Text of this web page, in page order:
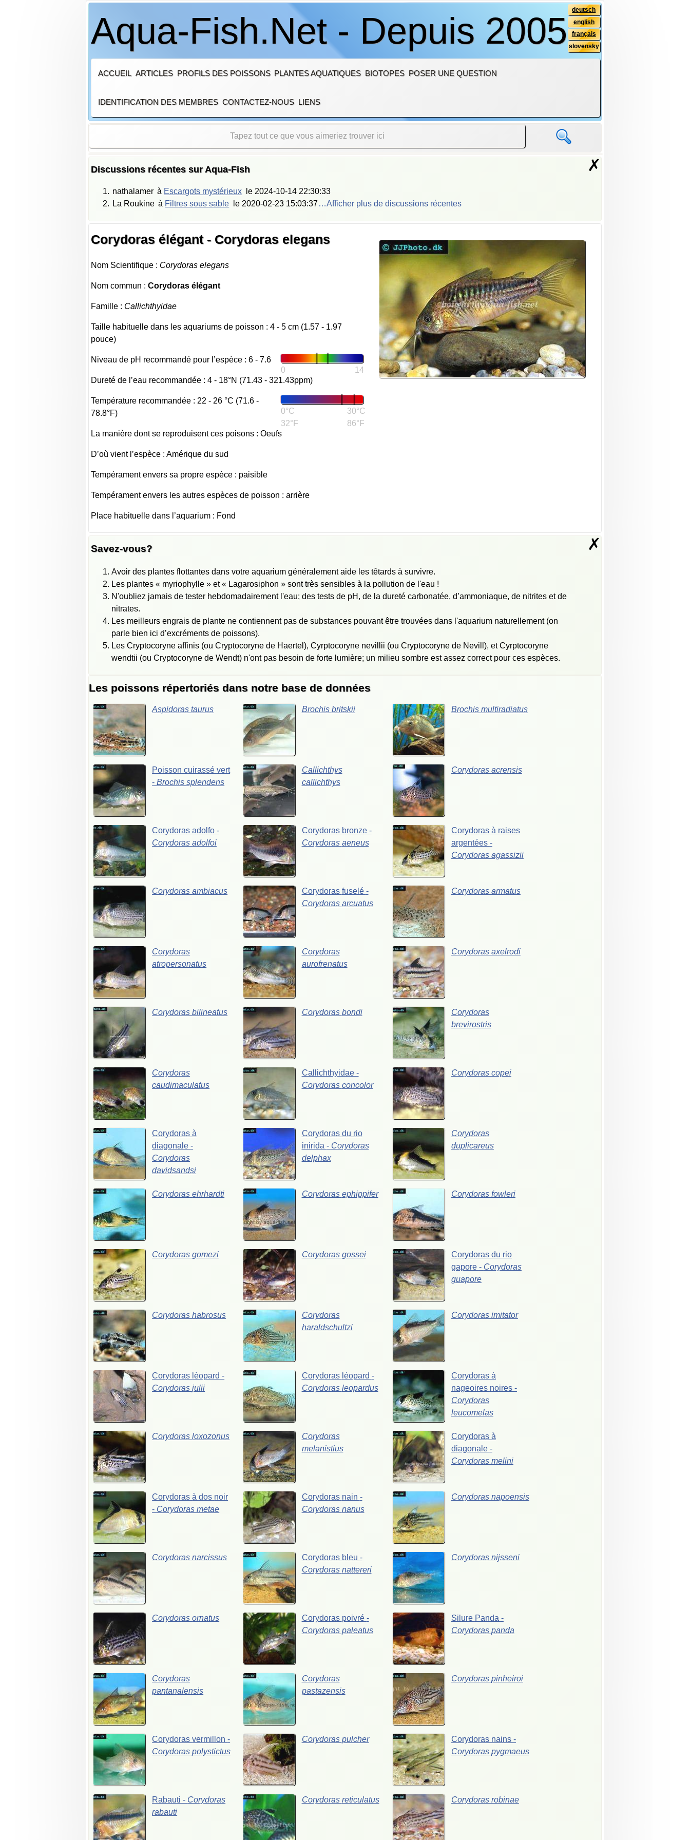
Aqua-Fish.Net - Depuis 2005
deutsch
english
français
slovensky
ACCUEIL ARTICLES PROFILS DES POISSONS PLANTES AQUATIQUES BIOTOPES POSER UNE QUESTION
IDENTIFICATION DES MEMBRES CONTACTEZ-NOUS LIENS
Discussions récentes sur Aqua-Fish ✗
nathalamer à Escargots mystérieux le 2024-10-14 22:30:33
La Roukine à Filtres sous sable le 2020-02-23 15:03:37…Afficher plus de discussions récentes
Corydoras élégant - Corydoras elegans
Nom Scientifique : Corydoras elegans
Nom commun :Corydoras élégant
Famille : Callichthyidae
Taille habituelle dans les aquariums de poisson : 4 - 5 cm (1.57 - 1.97
pouce)
0 14
Niveau de pH recommandé pour l’espèce : 6 - 7.6
Dureté de l’eau recommandée : 4 - 18°N (71.43 - 321.43ppm)
0°C
32°F
30°C
86°F
Température recommandée : 22 - 26 °C (71.6 -
78.8°F)
La manière dont se reproduisent ces poisons : Oeufs
D’où vient l’espèce : Amérique du sud
Tempérament envers sa propre espèce : paisible
Tempérament envers les autres espèces de poisson : arrière
Place habituelle dans l’aquarium : Fond
✗
Savez-vous?
Avoir des plantes flottantes dans votre aquarium généralement aide les têtards à survivre.
Les plantes « myriophylle » et « Lagarosiphon » sont très sensibles à la pollution de l'eau !
N'oubliez jamais de tester hebdomadairement l'eau; des tests de pH, de la dureté carbonatée, d’ammoniaque, de nitrites et de
nitrates.
Les meilleurs engrais de plante ne contiennent pas de substances pouvant être trouvées dans l'aquarium naturellement (on
parle bien ici d’excréments de poissons).
Les Cryptocoryne affinis (ou Cryptocoryne de Haertel), Cyrptocoryne nevillii (ou Cryptocoryne de Nevill), et Cyrptocoryne
wendtii (ou Cryptocoryne de Wendt) n'ont pas besoin de forte lumière; un milieu sombre est assez correct pour ces espèces.
Les poissons répertoriés dans notre base de données
Aspidorastaurus Brochis britskii Brochis multiradiatus
Poissoncuirassévert
-Brochissplendens
Callichthys
callichthys
Corydoras acrensis
Corydorasadolfo-
Corydorasadolfoi
Corydoras bronze -
Corydoras aeneus
Corydoras à raises
argentées -
Corydoras agassizii
Corydorasambiacus Corydoras fuselé -
Corydoras arcuatus
Corydoras armatus
Corydoras
atropersonatus
Corydoras
aurofrenatus
Corydoras axelrodi
Corydorasbilineatus Corydoras bondi
Corydoras
brevirostris
Corydoras
caudimaculatus
Callichthyidae -
Corydoras concolor
Corydoras copei
Corydorasà
diagonale-
Corydoras
davidsandsi
Corydoras du rio
inirida - Corydoras
delphax
Corydoras
duplicareus
Corydorasehrhardti Corydoras ephippifer Corydoras fowleri
Corydorasgomezi Corydoras gossei Corydoras du rio
gapore - Corydoras
guapore
Corydorashabrosus
Corydoras
haraldschultzi
Corydoras imitator
Corydoras lèopard-
Corydorasjulii
Corydoras léopard -
Corydoras leopardus
Corydoras à
nageoires noires -
Corydoras
leucomelas
Corydorasloxozonus
Corydoras
melanistius
Corydoras à
diagonale -
Corydoras melini
Corydorasàdos noir
- Corydorasmetae
Corydoras nain -
Corydoras nanus
Corydoras napoensis
Corydorasnarcissus Corydoras bleu -
Corydoras nattereri
Corydoras nijsseni
Corydorasornatus Corydoras poivré -
Corydoras paleatus
Silure Panda -
Corydoras panda
Corydoras
pantanalensis
Corydoras
pastazensis
Corydoras pinheiroi
Corydorasvermillon-
Corydoraspolystictus
Corydoras pulcher Corydoras nains -
Corydoras pygmaeus
Rabauti- Corydoras
rabauti
Corydoras reticulatus Corydoras robinae